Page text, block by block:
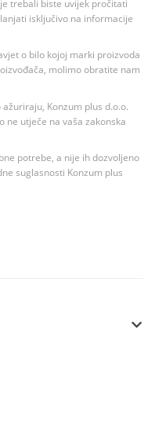
trebali biste uvijek pročitati
isključivo na informacije
o bilo kojoj marki proizvoda
molimo obratite nam
Konzum plus d.o.o.
ne utječe na vaša zakonska
potrebe, a nije ih dozvoljeno
suglasnosti Konzum plus